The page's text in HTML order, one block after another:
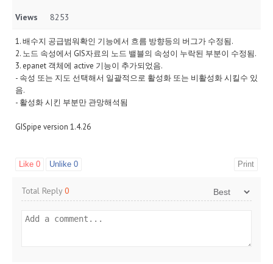
Views 8253
1. 배수지 공급범워확인 기능에서 흐름 방향등의 버그가 수정됨.
2. 노드 속성에서 GIS자료의 노드 밸블의 속성이 누락된 부분이 수정됨.
3. epanet 객체에 active 기능이 추가되었음.
- 속성 또는 지도 선택해서 일괄적으로 활성화 또는 비활성화 시킬수 있
음.
- 활성화 시킨 부분만 관망해석됨
GISpipe version 1.4.26
Like 0 Unlike 0 Print
Total Reply0